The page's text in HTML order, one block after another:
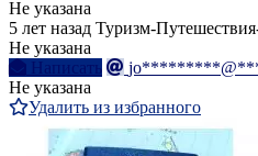
Не указана
5 лет назад Туризм-
Не указана
Написать
Не указана
Удалить из избранного